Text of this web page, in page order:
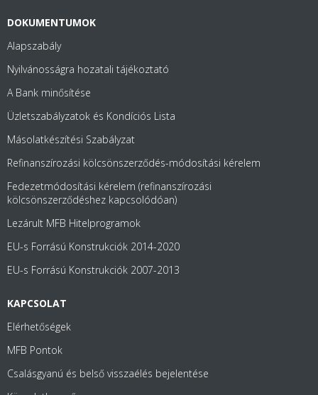
DOKUMENTUMOK
Alapszabály
Nyilvánosságra hozatali tájékoztató
A Bank minősítése
Üzletszabályzatok és Kondíciós Lista
Másolatkészítési Szabályzat
Refinanszírozási kölcsönszerződés-módosítási kérelem
Fedezetmódosítási kérelem (refinanszírozási
kölcsönszerződéshez kapcsolódóan)
Lezárult MFB Hitelprogramok
EU-s Forrású Konstrukciók 2014-2020
EU-s Forrású Konstrukciók 2007-2013
KAPCSOLAT
Elérhetőségek
MFB Pontok
Csalásgyanú és belső visszaélés bejelentése